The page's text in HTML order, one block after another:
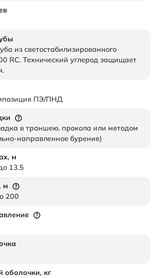
из светостабилизированного
RC. Технический углерод защищает
ПЭ/ПНД
в траншею. прокола или методом
направленное бурение)
м
13.5
м
200
оболочки, кг